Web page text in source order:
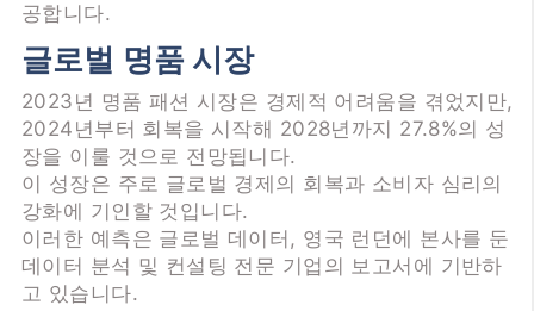
공합니다.
글로벌 명품 시장
2023년 명품 패션 시장은 경제적 어려움을 겪었지만,
2024년부터 회복을 시작해 2028년까지 27.8%의 성
장을 이룰 것으로 전망됩니다.
이 성장은 주로 글로벌 경제의 회복과 소비자 심리의
강화에 기인할 것입니다.
이러한 예측은 글로벌 데이터, 영국 런던에 본사를 둔
데이터 분석 및 컨설팅 전문 기업의 보고서에 기반하
고 있습니다.